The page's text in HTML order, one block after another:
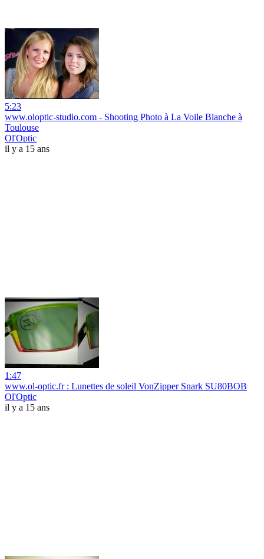
5:23
www.oloptic-studio.com - Shooting Photo à La Voile Blanche à
Toulouse
Ol'Optic
il y a 15 ans
1:47
www.ol-optic.fr : Lunettes de soleil VonZipper Snark SU80BOB
Ol'Optic
il y a 15 ans